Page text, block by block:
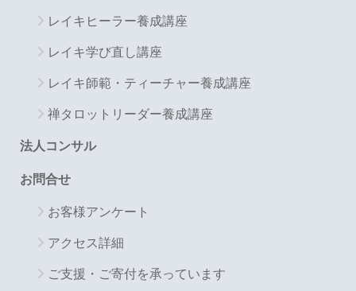
レイキヒーラー養成講座
レイキ学び直し講座
レイキ師範・ティーチャー養成講座
禅タロットリーダー養成講座
法人コンサル
お問合せ
お客様アンケート
アクセス詳細
ご支援・ご寄付を承っています